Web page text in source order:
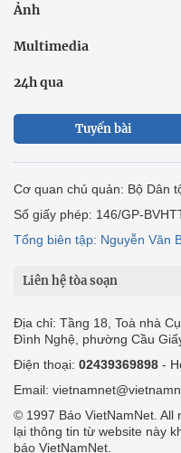
Ảnh
Multimedia
24h qua
Tuyến bài
Cơ quan chủ quản: Bộ Dân
Số giấy phép: 146/GP-
Tổng biên tập: Nguyễn Văn
Liên hệ tòa soạn
Địa chỉ: Tầng 18, Toà nhà
Đình Nghệ, phường Cầu
Điện thoại: 02439369898 -
Email:
© 1997 Báo VietNamNet. All
lại thông tin từ website này
báo VietNamNet.